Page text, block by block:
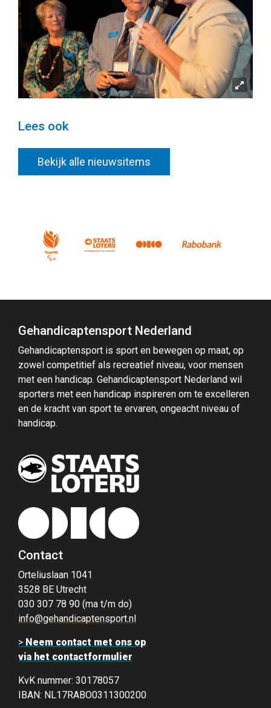
Lees ook
Bekijk alle nieuwsitems
Gehandicaptensport Nederland
Gehandicaptensport is sport en bewegen op maat, op
zowel competitief als recreatief niveau, voor mensen
met een handicap. Gehandicaptensport Nederland wil
sporters met een handicap inspireren om te excelleren
en de kracht van sport te ervaren, ongeacht niveau of
handicap.
Contact
Orteliuslaan 1041
3528 BE Utrecht
030 307 78 90 (ma t/m do)
info@gehandicaptensport.nl
> Neem contact met ons op
via het contactformulier
KvK nummer: 30178057
IBAN: NL17RABO0311300200